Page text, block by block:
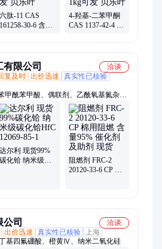
六肽-11 CAS
161258-30-6 含量
4-羟基-二苯甲酮
CAS 1137-42-4 含
限公司
洽谈
复及时 出价迅速
真实性已核验
甲酰苯甲酸、偶联剂、乙酰氧基氮杂环
硅烷偶联剂、kh-602、十八硫醇、碳酸
、去氧胆酸钠、去氢胆酸、溴代丙二
氰乙酸甲酯、沙棘籽油、桔子油、亚麻
二氟苯胺、萃取剂
达尔利 现货99%
碳化铪 纳米级碳
阻燃剂 FRC-2
20120-33-6 CP 棉
司
洽谈
出价迅速 真实性已核验
上海
基四氟硼酸、橙黄Ⅳ、纳米二氧化硅